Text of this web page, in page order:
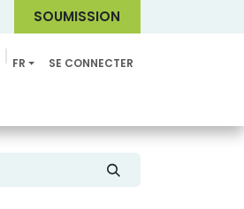
SOUMISSION
FR SE CONNECTER